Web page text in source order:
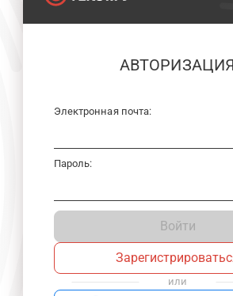
АВТОРИЗАЦИЯ
Электронная почта:
Пароль:
Войти
или